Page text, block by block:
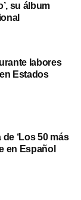
su álbum
labores
Estados
‘Los 50 más
en Español